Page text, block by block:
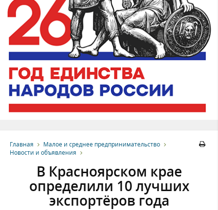
Главная
Малое и среднее предпринимательство
Новости и объявления
В Красноярском крае
определили 10 лучших
экспортёров года